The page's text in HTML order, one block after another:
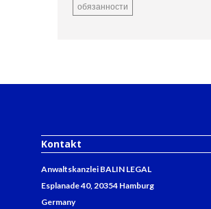
обязанности
Kontakt
Anwaltskanzlei BALIN LEGAL
Esplanade 40, 20354 Hamburg
Germany